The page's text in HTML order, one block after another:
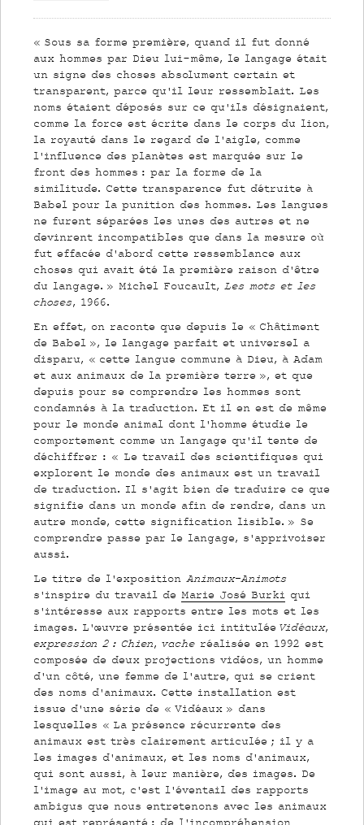
« Sous sa forme première, quand il fut donné
aux hommes par Dieu lui-même, le langage était
un signe des choses absolument certain et
transparent, parce qu’il leur ressemblait. Les
noms étaient déposés sur ce qu’ils désignaient,
comme la force est écrite dans le corps du lion,
la royauté dans le regard de l’aigle, comme
l’influence des planètes est marquée sur le
front des hommes : par la forme de la
similitude. Cette transparence fut détruite à
Babel pour la punition des hommes. Les langues
ne furent séparées les unes des autres et ne
devinrent incompatibles que dans la mesure où
fut effacée d’abord cette ressemblance aux
choses qui avait été la première raison d’être
du langage. » Michel Foucault, Les mots et les
choses, 1966.
En effet, on raconte que depuis le « Châtiment
de Babel », le langage parfait et universel a
disparu, « cette langue commune à Dieu, à Adam
et aux animaux de la première terre », et que
depuis pour se comprendre les hommes sont
condamnés à la traduction. Et il en est de même
pour le monde animal dont l’homme étudie le
comportement comme un langage qu’il tente de
déchiffrer : « Le travail des scientifiques qui
explorent le monde des animaux est un travail
de traduction. Il s’agit bien de traduire ce que
signifie dans un monde afin de rendre, dans un
autre monde, cette signification lisible. » Se
comprendre passe par le langage, s’apprivoiser
aussi.
Le titre de l’exposition Animaux-Animots
s’inspire du travail de Marie José Burki qui
s’intéresse aux rapports entre les mots et les
images. L’œuvre présentée ici intitulée Vidéaux,
expression 2 : Chien, vache réalisée en 1992 est
composée de deux projections vidéos, un homme
d’un côté, une femme de l’autre, qui se crient
des noms d’animaux. Cette installation est
issue d’une série de « Vidéaux » dans
lesquelles « La présence récurrente des
animaux est très clairement articulée ; il y a
les images d’animaux, et les noms d’animaux,
qui sont aussi, à leur manière, des images. De
l’image au mot, c’est l’éventail des rapports
ambigus que nous entretenons avec les animaux